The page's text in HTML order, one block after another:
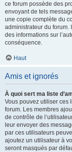
ce forum possède des
envoyant de tels
une copie complète du
administrateur du forum.
des informations sur
conséquence.
Haut
Amis et ignorés
À quoi sert ma liste
Vous pouvez utiliser ces
forum. Les membres
de contrôle de
leur envoyer des
par ces utilisateurs
ajoutez un utilisateur à
seront masqués par